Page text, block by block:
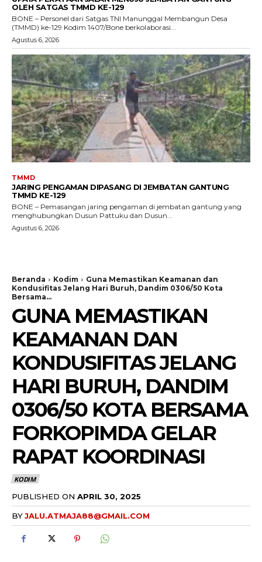
OLEH SATGAS TMMD KE-129
BONE – Personel dari Satgas TNI Manunggal Membangun Desa
(TMMD) ke-129 Kodim 1407/Bone berkolaborasi...
Agustus 6, 2026
TMMD
JARING PENGAMAN DIPASANG DI JEMBATAN GANTUNG
TMMD KE-129
BONE – Pemasangan jaring pengaman di jembatan gantung yang
menghubungkan Dusun Pattuku dan Dusun...
Agustus 6, 2026